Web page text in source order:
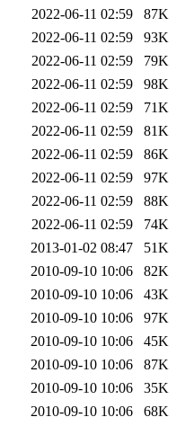
2022-06-11 02:59
87K
2022-06-11 02:59
93K
2022-06-11 02:59
79K
2022-06-11 02:59
98K
2022-06-11 02:59
71K
2022-06-11 02:59
81K
2022-06-11 02:59
86K
2022-06-11 02:59
97K
2022-06-11 02:59
88K
2022-06-11 02:59
74K
2013-01-02 08:47
51K
2010-09-10 10:06
82K
2010-09-10 10:06
43K
2010-09-10 10:06
97K
2010-09-10 10:06
45K
2010-09-10 10:06
87K
2010-09-10 10:06
35K
2010-09-10 10:06
68K